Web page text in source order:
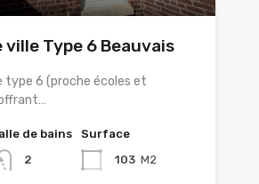
ville Type 6 Beauvais
type 6 (proche écoles et
de bains
2
Surface
103 M2